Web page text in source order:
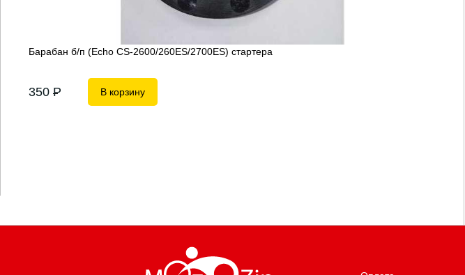
Барабан б/п (Echo CS-2600/260ES/2700ES) стартера
350 P В корзину